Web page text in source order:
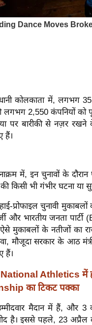
कोलकाता में, लगभग
2,550 कंपनियों को
पर बारीकी से नज़र
हैं।
में, इन चुनावों के दौरान
किसी भी गंभीर घटना या
प्रोफाइल चुनावी
और भारतीय जनता
ऐसे मुकाबलों के नतीजों का
मौजूदा सरकार के आठ
हैं।
National Athletics में
का टिकट पक्का
मैदान में हैं, और 3
है। इससे पहले, 23